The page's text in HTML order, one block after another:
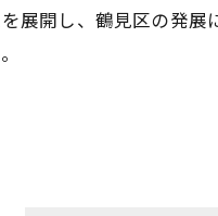
展開し、鶴見区の発展